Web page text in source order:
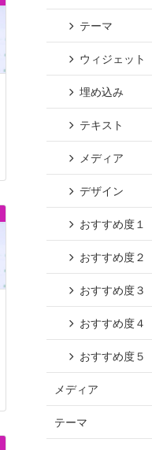
テーマ
ウィジェット
埋め込み
テキスト
メディア
デザイン
おすすめ度１
おすすめ度２
おすすめ度３
おすすめ度４
おすすめ度５
メディア
テーマ